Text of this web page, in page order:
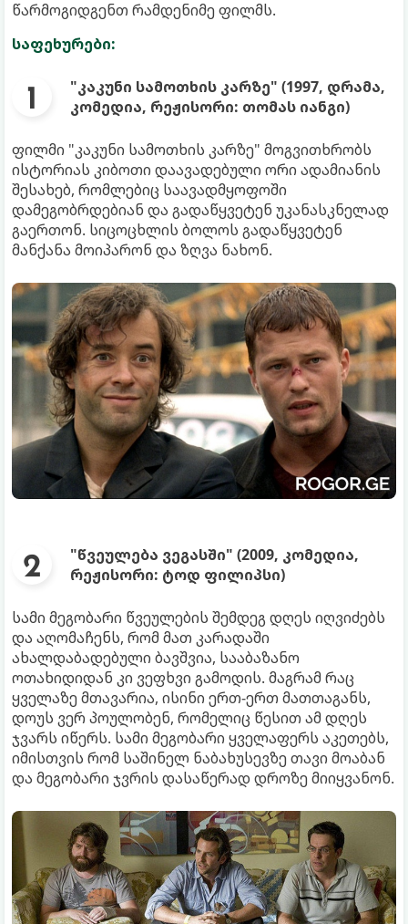
წარმოგიდგენთ რამდენიმე ფილმს.
საფეხურები:
"კაკუნი სამოთხის კარზე" (1997, დრამა,
კომედია, რეჟისორი: თომას იანგი)
ფილმი "კაკუნი სამოთხის კარზე" მოგვითხრობს
ისტორიას კიბოთი დაავადებული ორი ადამიანის
შესახებ, რომლებიც საავადმყოფოში
დამეგობრდებიან და გადაწყვეტენ უკანასკნელად
გაერთონ. სიცოცხლის ბოლოს გადაწყვეტენ
მანქანა მოიპარონ და ზღვა ნახონ.
"წვეულება ვეგასში" (2009, კომედია,
რეჟისორი: ტოდ ფილიპსი)
სამი მეგობარი წვეულების შემდეგ დღეს იღვიძებს
და აღომაჩენს, რომ მათ კარადაში
ახალდაბადებული ბავშვია, სააბაზანო
ოთახიდიდან კი ვეფხვი გამოდის. მაგრამ რაც
ყველაზე მთავარია, ისინი ერთ-ერთ მათთაგანს,
დოუს ვერ პოულობენ, რომელიც წესით ამ დღეს
ჯვარს იწერს. სამი მეგობარი ყველაფერს აკეთებს,
იმისთვის რომ საშინელ ნაბახუსევზე თავი მოაბან
და მეგობარი ჯვრის დასაწერად დროზე მიიყვანონ.